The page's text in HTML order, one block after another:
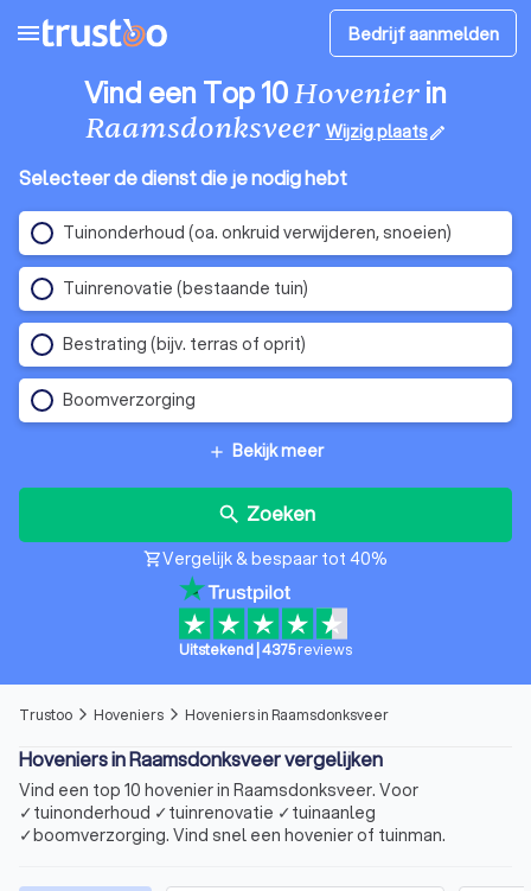
menu Bedrijf aanmelden
Vind een Top 10Hovenierin
Raamsdonksveer Wijzig plaatsedit
Selecteer de dienst die je nodig hebt
Tuinonderhoud (oa. onkruid verwijderen, snoeien)
Tuinrenovatie (bestaande tuin)
Bestrating (bijv. terras of oprit)
Boomverzorging
add Bekijk meer
search Zoeken
shopping_cartVergelijk & bespaar tot 40%
Uitstekend 4375reviews
Trustoo arrow_forward_ios Hoveniers arrow_forward_ios Hoveniers in Raamsdonksveer
Hoveniers in Raamsdonksveer vergelijken
Vind een top 10 hovenier in Raamsdonksveer. Voor
✓tuinonderhoud ✓tuinrenovatie ✓tuinaanleg
✓boomverzorging. Vind snel een hovenier of tuinman.